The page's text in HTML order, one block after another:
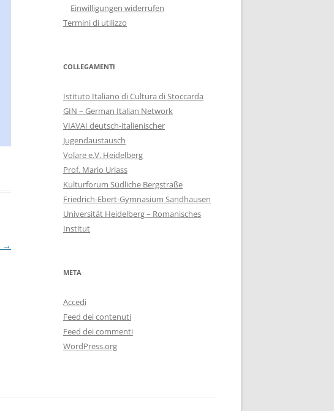
→
Einwilligungen widerrufen
Termini di utilizzo
COLLEGAMENTI
Istituto Italiano di Cultura di Stoccarda
GIN – German Italian Network
VIAVAI deutsch-italienischer
Jugendaustausch
Volare e.V. Heidelberg
Prof. Mario Urlass
Kulturforum Südliche Bergstraße
Friedrich-Ebert-Gymnasium Sandhausen
Universität Heidelberg – Romanisches
Institut
META
Accedi
Feed dei contenuti
Feed dei commenti
WordPress.org